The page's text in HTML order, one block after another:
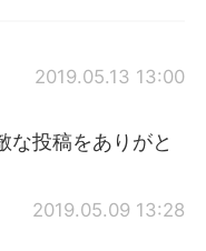
2019.05.13 13:00
な投稿をありがと
2019.05.09 13:28